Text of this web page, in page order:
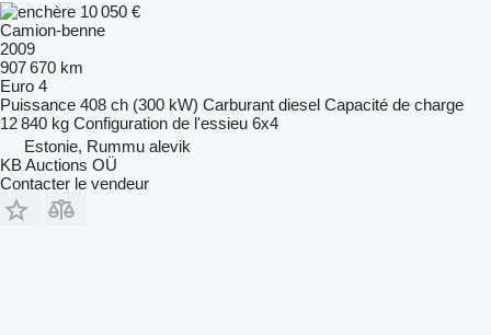
10 050 €
Camion-benne
2009
907 670 km
Euro 4
Puissance 408 ch (300 kW) Carburant diesel Capacité de charge
12 840 kg Configuration de l'essieu 6x4
Estonie, Rummu alevik
KB Auctions OÜ
Contacter le vendeur